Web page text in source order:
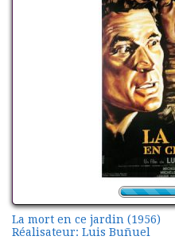
La mort en ce jardin (1956)
Réalisateur: Luis Buñuel